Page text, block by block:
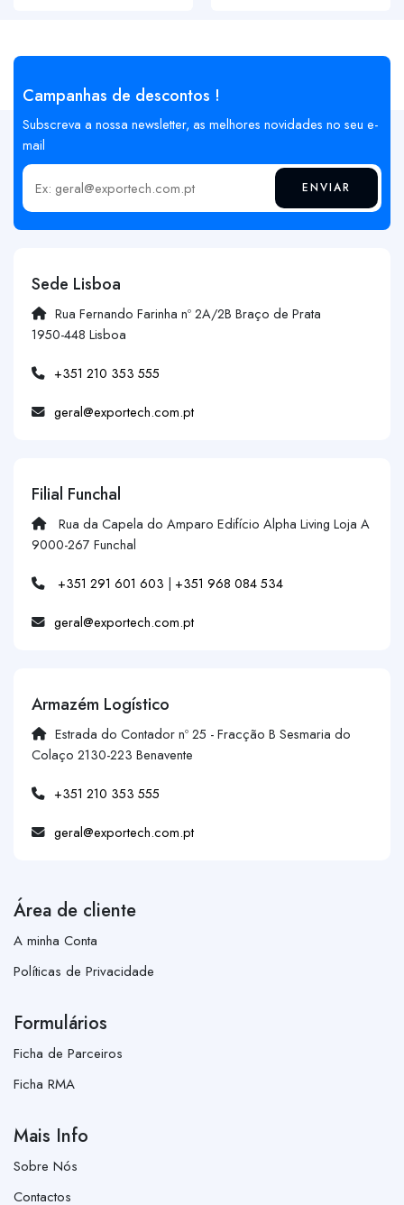
Campanhas de descontos !
Subscreva a nossa newsletter, as melhores novidades no seu e-
mail
Insira o seu email ENVIAR
Sede Lisboa
Rua Fernando Farinha nº 2A/2B Braço de Prata
1950-448 Lisboa
+351 210 353 555
geral@exportech.com.pt
Filial Funchal
Rua da Capela do Amparo Edifício Alpha Living Loja A
9000-267 Funchal
+351 291 601 603 | +351 968 084 534
geral@exportech.com.pt
Armazém Logístico
Estrada do Contador nº 25 - Fracção B Sesmaria do
Colaço 2130-223 Benavente
+351 210 353 555
geral@exportech.com.pt
Área de cliente
A minha Conta
Políticas de Privacidade
Formulários
Ficha de Parceiros
Ficha RMA
Mais Info
Sobre Nós
Contactos